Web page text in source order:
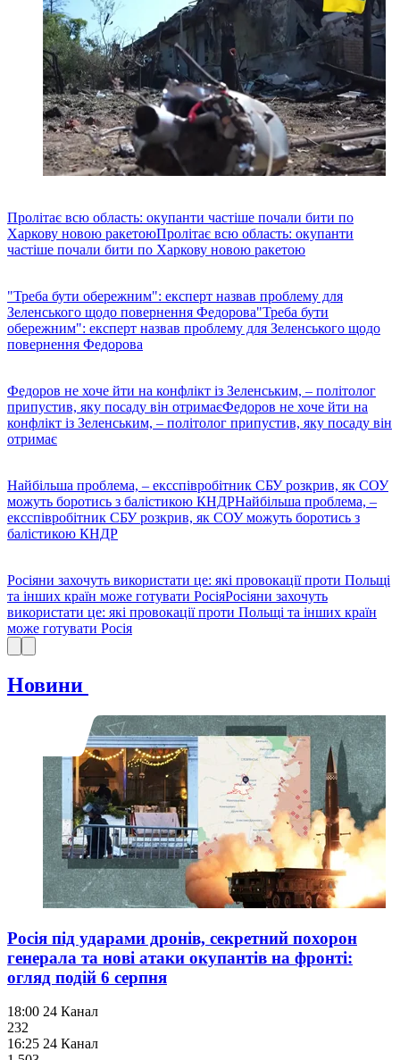
Пролітає всю область: окупанти частіше почали бити по
Харкову новою ракетоюПролітає всю область: окупанти
частіше почали бити по Харкову новою ракетою
"Треба бути обережним": експерт назвав проблему для
Зеленського щодо повернення Федорова"Треба бути
обережним": експерт назвав проблему для Зеленського щодо
повернення Федорова
Федоров не хоче йти на конфлікт із Зеленським, – політолог
припустив, яку посаду він отримаєФедоров не хоче йти на
конфлікт із Зеленським, – політолог припустив, яку посаду він
отримає
Найбільша проблема, – ексспівробітник СБУ розкрив, як СОУ
можуть боротись з балістикою КНДРНайбільша проблема, –
ексспівробітник СБУ розкрив, як СОУ можуть боротись з
балістикою КНДР
Росіяни захочуть використати це: які провокації проти Польщі
та інших країн може готувати РосіяРосіяни захочуть
використати це: які провокації проти Польщі та інших країн
може готувати Росія
Новини
Росія під ударами дронів, секретний похорон
генерала та нові атаки окупантів на фронті:
огляд подій 6 серпня
18:00 24 Канал
232
16:25 24 Канал